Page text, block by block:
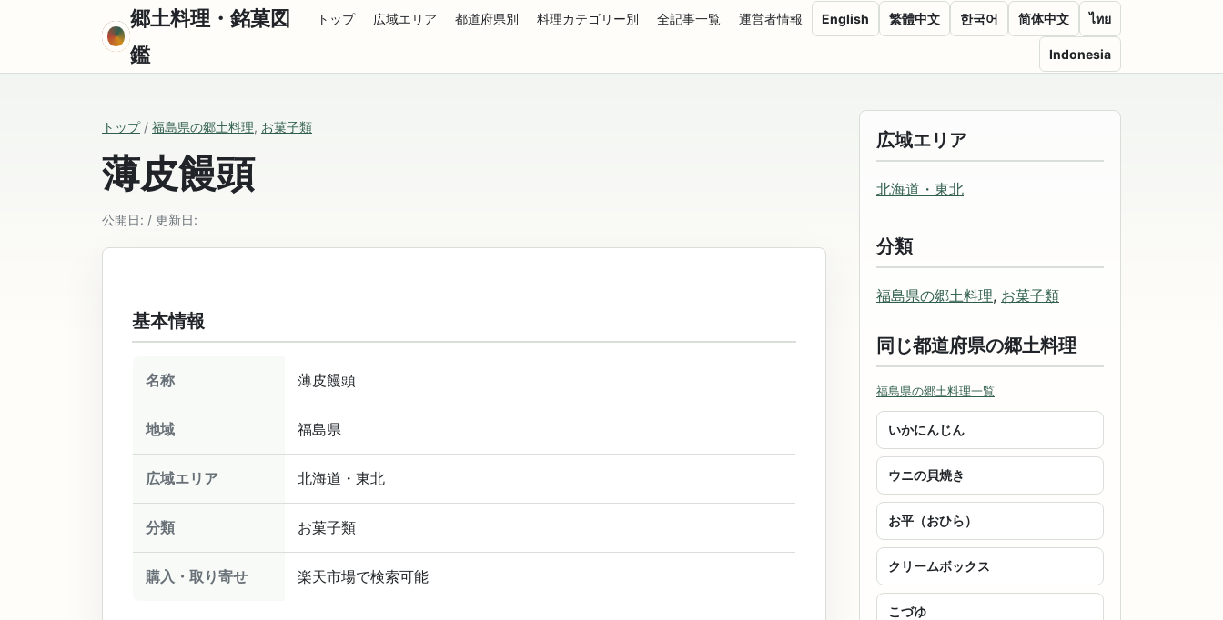
郷土料理・銘菓図
鑑
トップ 広域エリア 都道府県別 料理カテゴリー別 全記事一覧 運営者情報 English 繁體中文 한국어 简体中文 ไทย
Indonesia
トップ/ 福島県の郷土料理, お菓子類
薄皮饅頭
公開日: / 更新日:
基本情報
名称 薄皮饅頭
地域 福島県
広域エリア 北海道・東北
分類 お菓子類
購入・取り寄せ 楽天市場で検索可能
広域エリア
北海道・東北
分類
福島県の郷土料理, お菓子類
同じ都道府県の郷土料理
福島県の郷土料理一覧
いかにんじん
ウニの貝焼き
お平（おひら）
クリームボックス
こづゆ